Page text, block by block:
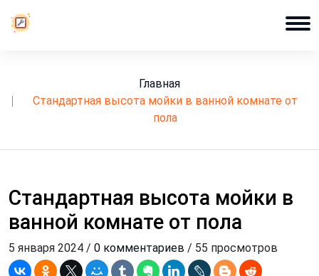
Главная
стандартная высота мойки в ванной комнате от
пола
Стандартная высота мойки в
ванной комнате от пола
5 января 2024 / 0 комментариев / 55 просмотров